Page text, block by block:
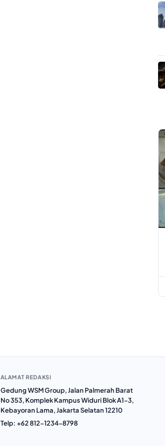
ALAMAT REDAKSI
Gedung WSM Group, Jalan Palmerah Barat
No 353, Komplek Kampus Widuri Blok A1-3,
Kebayoran Lama, Jakarta Selatan 12210
Telp: +62 812-1234-8798